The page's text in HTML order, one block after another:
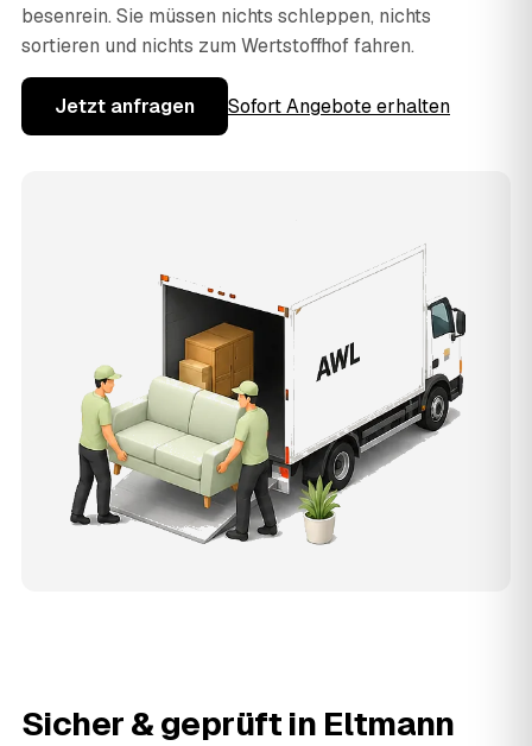
besenrein. Sie müssen nichts schleppen, nichts
sortieren und nichts zum Wertstoffhof fahren.
Jetzt anfragen Sofort Angebote erhalten
Sicher & geprüft in Eltmann